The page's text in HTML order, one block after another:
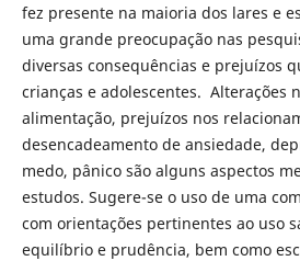
fez presente na maioria dos lares e
uma grande preocupação nas
diversas consequências e prejuízos
crianças e adolescentes. Alterações
alimentação, prejuízos nos
desencadeamento de ansiedade,
medo, pânico são alguns aspectos
estudos. Sugere-se o uso de uma
com orientações pertinentes ao uso
equilíbrio e prudência, bem como